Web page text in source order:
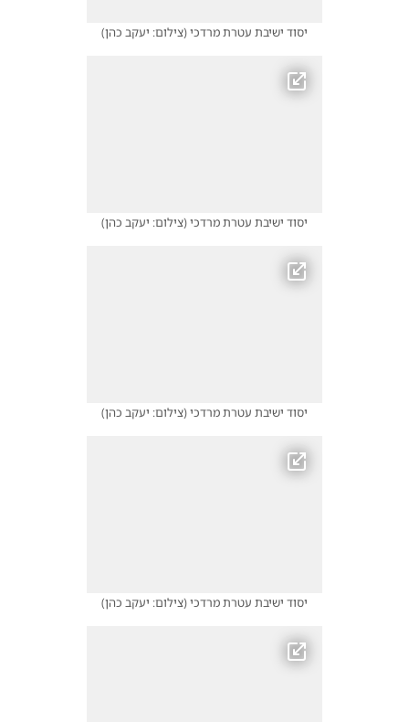
יסוד ישיבת עטרת מרדכי(צילום: יעקב כהן)
יסוד ישיבת עטרת מרדכי(צילום: יעקב כהן)
יסוד ישיבת עטרת מרדכי(צילום: יעקב כהן)
יסוד ישיבת עטרת מרדכי(צילום: יעקב כהן)